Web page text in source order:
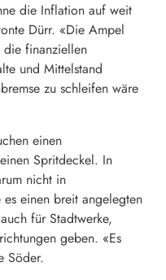
die Inflation auf weit
Dürr. «Die Ampel
die finanziellen
und Mittelstand
zu schleifen wäre
einen
Spritdeckel. In
nicht in
einen breit angelegten
für Stadtwerke,
geben. «Es
Söder.